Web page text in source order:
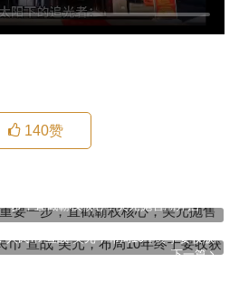
140赞
步，直戳霸权核心，美元抛售潮开启
下一篇
人民币“宣战”美元，布局10年终于要收获